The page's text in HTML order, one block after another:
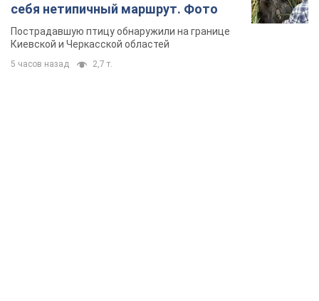
себя нетипичный маршрут. Фото
Пострадавшую птицу обнаружили на границе
Киевской и Черкасской областей
5 часов назад 2,7 т.